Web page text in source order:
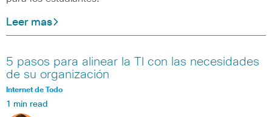
Leer mas
5 pasos para alinear la TI con las necesidades
de su organización
Internet de Todo
1 min read